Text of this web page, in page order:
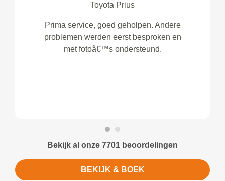
Toyota Prius
Prima service, goed geholpen. Andere
problemen werden eerst besproken en
met fotoâ€™s ondersteund.
Bekijk al onze 7701 beoordelingen
BEKIJK & BOEK